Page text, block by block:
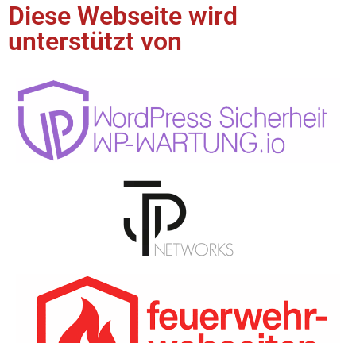
Diese Webseite wird
unterstützt von​